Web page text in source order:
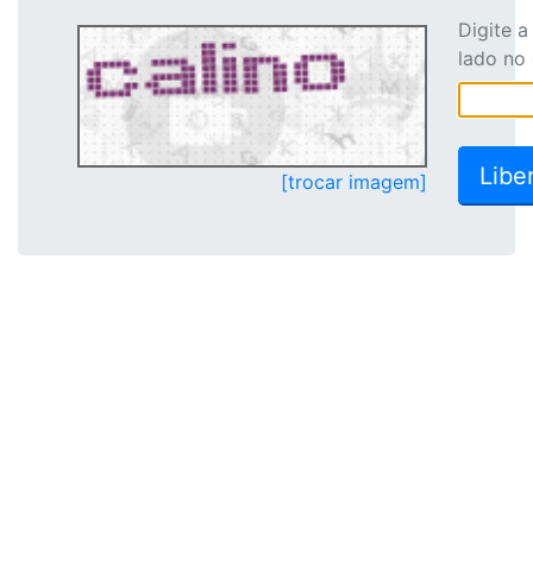
[trocar imagem]
Digite
lado no